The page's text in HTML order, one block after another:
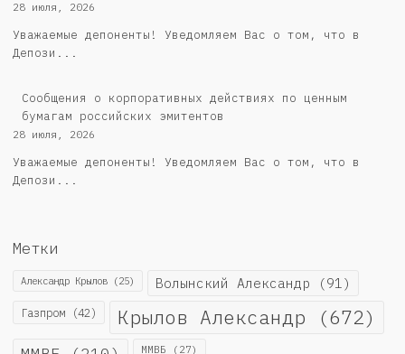
28 июля, 2026
Уважаемые депоненты! Уведомляем Вас о том, что в
Депози...
Cообщения о корпоративных действиях по ценным
бумагам российских эмитентов
28 июля, 2026
Уважаемые депоненты! Уведомляем Вас о том, что в
Депози...
Метки
Александр Крылов (25) Волынский Александр (91)
Газпром (42) Крылов Александр (672)
ММВБ (27)